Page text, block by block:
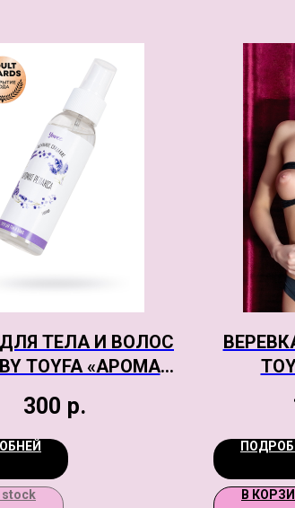
ТЕЛА И ВОЛОС
BY TOYFA «АРОМАТ
100 МЛ
300 р.
stock В